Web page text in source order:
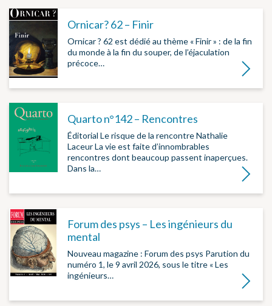
Ornicar? 62 – Finir
Ornicar ? 62 est dédié au thème « Finir » : de la fin
du monde à la fin du souper, de l’éjaculation
précoce…
Lire la
Quarto n°142 – Rencontres
Éditorial Le risque de la rencontre Nathalie
Laceur La vie est faite d’innombrables
rencontres dont beaucoup passent inaperçues.
Dans la…
Lire la
Forum des psys – Les ingénieurs du
mental
Nouveau magazine : Forum des psys Parution du
numéro 1, le 9 avril 2026, sous le titre « Les
ingénieurs…
Lire la